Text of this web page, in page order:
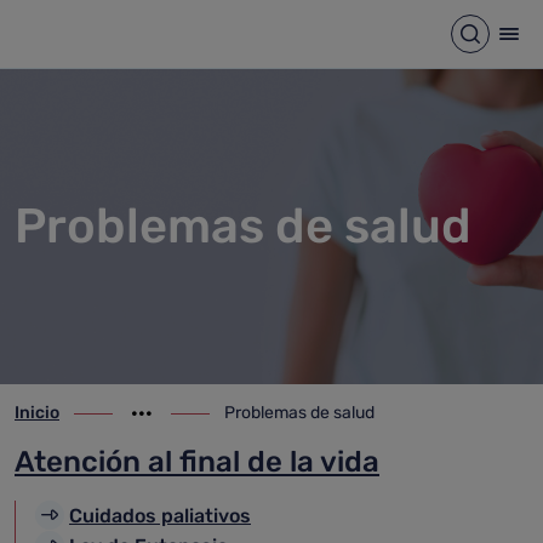
Abrir
Problemas de salud
ir-a inicio
Inicio
Mostrar opciones del camino de migas
ir-a Problemas de salud
Problemas de salud
Atención al final de la vida
Cuidados paliativos